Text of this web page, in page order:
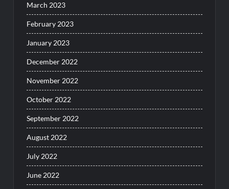
March 2023
February 2023
January 2023
December 2022
November 2022
October 2022
September 2022
August 2022
July 2022
June 2022